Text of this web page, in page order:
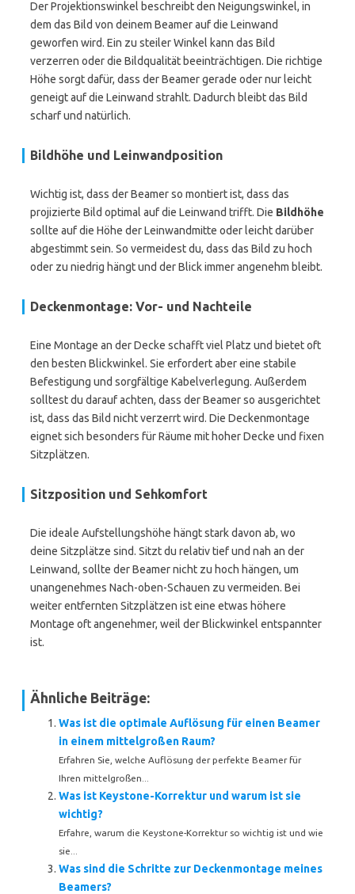
Der Projektionswinkel beschreibt den Neigungswinkel, in
dem das Bild von deinem Beamer auf die Leinwand
geworfen wird. Ein zu steiler Winkel kann das Bild
verzerren oder die Bildqualität beeinträchtigen. Die richtige
Höhe sorgt dafür, dass der Beamer gerade oder nur leicht
geneigt auf die Leinwand strahlt. Dadurch bleibt das Bild
scharf und natürlich.
Bildhöhe und Leinwandposition
Wichtig ist, dass der Beamer so montiert ist, dass das
projizierte Bild optimal auf die Leinwand trifft. Die Bildhöhe
sollte auf die Höhe der Leinwandmitte oder leicht darüber
abgestimmt sein. So vermeidest du, dass das Bild zu hoch
oder zu niedrig hängt und der Blick immer angenehm bleibt.
Deckenmontage: Vor- und Nachteile
Eine Montage an der Decke schafft viel Platz und bietet oft
den besten Blickwinkel. Sie erfordert aber eine stabile
Befestigung und sorgfältige Kabelverlegung. Außerdem
solltest du darauf achten, dass der Beamer so ausgerichtet
ist, dass das Bild nicht verzerrt wird. Die Deckenmontage
eignet sich besonders für Räume mit hoher Decke und fixen
Sitzplätzen.
Sitzposition und Sehkomfort
Die ideale Aufstellungshöhe hängt stark davon ab, wo
deine Sitzplätze sind. Sitzt du relativ tief und nah an der
Leinwand, sollte der Beamer nicht zu hoch hängen, um
unangenehmes Nach-oben-Schauen zu vermeiden. Bei
weiter entfernten Sitzplätzen ist eine etwas höhere
Montage oft angenehmer, weil der Blickwinkel entspannter
ist.
Ähnliche Beiträge:
Was ist die optimale Auflösung für einen Beamer
in einem mittelgroßen Raum?
Erfahren Sie, welche Auflösung der perfekte Beamer für
Ihren mittelgroßen...
Was ist Keystone-Korrektur und warum ist sie
wichtig?
Erfahre, warum die Keystone-Korrektur so wichtig ist und wie
sie...
Was sind die Schritte zur Deckenmontage meines
Beamers?